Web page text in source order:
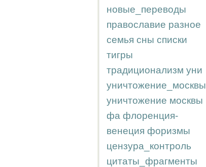
новые_переводы
православие разное
семья сны списки
тигры
традиционализм уни
уничтожение_москвы
уничтожение москвы
фа флоренция-
венеция форизмы
цензура_контроль
цитаты_фрагменты